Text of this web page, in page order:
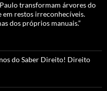
transformam árvores do
em restos irreconhecíveis.
dos próprios manuais.”
do Saber Direito! Direito